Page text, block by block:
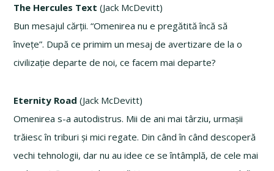
The Hercules Text (Jack McDevitt)
Bun mesajul cărții. “Omenirea nu e pregătită încă să
învețe”. După ce primim un mesaj de avertizare de la o
civilizație departe de noi, ce facem mai departe?
Eternity Road (Jack McDevitt)
Omenirea s-a autodistrus. Mii de ani mai târziu, urmașii
trăiesc în triburi și mici regate. Din când în când descoperă
vechi tehnologii, dar nu au idee ce se întâmplă, de cele mai